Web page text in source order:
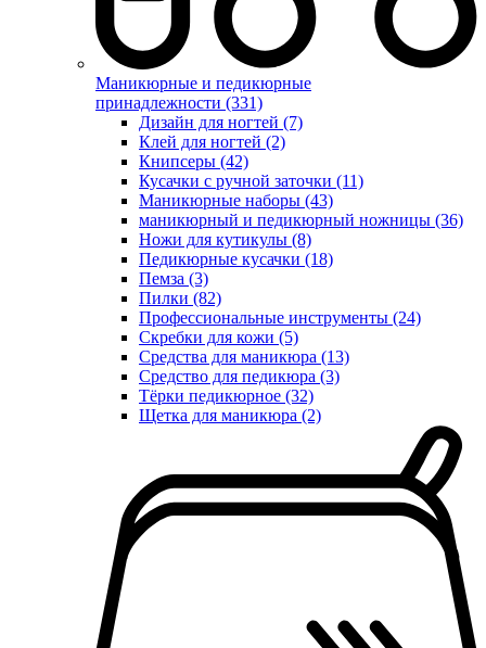
Маникюрные и педикюрные
принадлежности (331)
Дизайн для ногтей (7)
Клей для ногтей (2)
Книпсеры (42)
Кусачки с ручной заточки (11)
Маникюрные наборы (43)
маникюрный и педикюрный ножницы (36)
Ножи для кутикулы (8)
Педикюрные кусачки (18)
Пемза (3)
Пилки (82)
Профессиональные инструменты (24)
Скребки для кожи (5)
Средства для маникюра (13)
Средство для педикюра (3)
Тёрки педикюрное (32)
Щетка для маникюра (2)